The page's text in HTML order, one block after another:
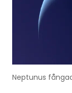
Neptunus